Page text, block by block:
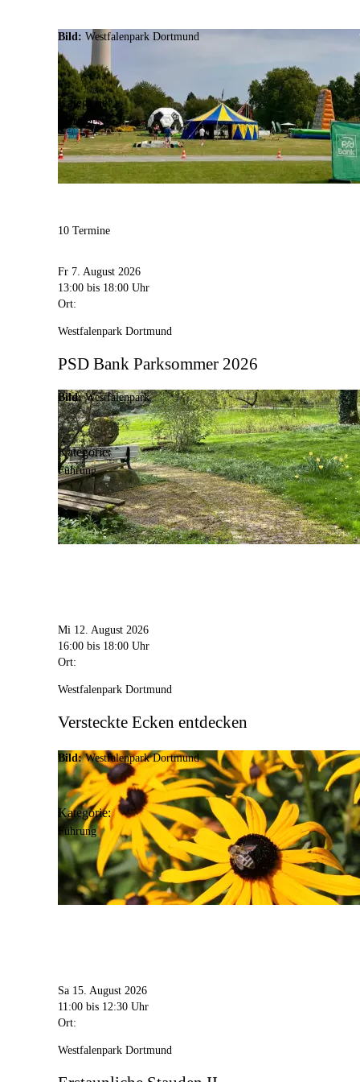
Bild: Westfalenpark Dortmund
Kategorie:
Sonstiges
10 Termine
Fr 7. August 2026
13:00 bis 18:00 Uhr
Ort:
Westfalenpark Dortmund
PSD Bank Parksommer 2026
Bild: Westfalenpark
Kategorie:
Führung
Mi 12. August 2026
16:00 bis 18:00 Uhr
Ort:
Westfalenpark Dortmund
Versteckte Ecken entdecken
Bild: Westfalenpark Dortmund
Kategorie:
Führung
Sa 15. August 2026
11:00 bis 12:30 Uhr
Ort:
Westfalenpark Dortmund